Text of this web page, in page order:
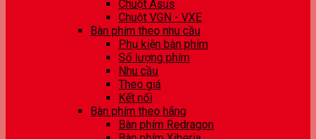
Chuột Asus
Chuột VGN - VXE
Bàn phím theo nhu cầu
Phụ kiện bàn phím
Số lượng phím
Nhu cầu
Theo giá
Kết nối
Bàn phím theo hãng
Bàn phím Redragon